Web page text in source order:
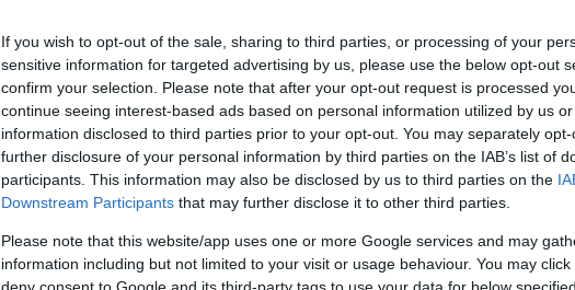
If you wish to opt-out of the sale, sharing to third parties, or processing of your
sensitive information for targeted advertising by us, please use the below opt-out
confirm your selection. Please note that after your opt-out request is processed
continue seeing interest-based ads based on personal information utilized by us
information disclosed to third parties prior to your opt-out. You may separately
further disclosure of your personal information by third parties on the IAB’s list of
participants. This information may also be disclosed by us to third parties on the
Downstream Participants that may further disclose it to other third parties.
Please note that this website/app uses one or more Google services and may
information including but not limited to your visit or usage behaviour. You may
A Palesztin Hatóság új városa épül Jeruzsálem
fővároson belüli földterületen — jelentette szerdán az
Lana, az új város, amelyet a Ramallah területén
terveznek, a tervek szerint a következő hónapokban
A leendő palesztin arab városrész Jeruzsálem északi
Beit Hanina közelében épül.